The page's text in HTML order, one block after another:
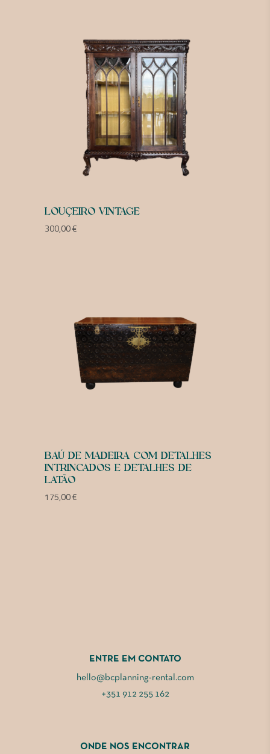
LOUÇEIRO VINTAGE
300,00€
BAÚ DE MADEIRA COM DETALHES
INTRINCADOS E DETALHES DE
LATÃO
175,00€
ENTRE EM CONTATO
hello@bcplanning-rental.com
+351 912 255 162
ONDE NOS ENCONTRAR